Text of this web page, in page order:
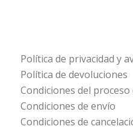
Política de privacidad y
Política de devoluciones
Condiciones del proceso
Condiciones de envío
Condiciones de